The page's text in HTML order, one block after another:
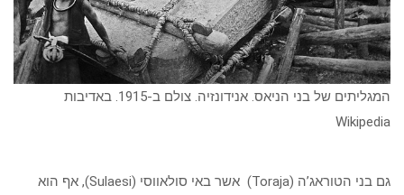
המגליתים של בני הניאס. אנידונזיה. צולם ב-1915. באדיבות
Wikipedia
גם בני הטוראג’ה (Toraja) אשר באי סולאווסי (Sulaesi), אף הוא